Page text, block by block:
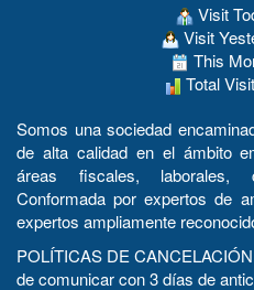
Visit
Visit
This
Total
Somos una sociedad
de alta calidad en el ámbito
áreas fiscales, laborales,
Conformada por expertos de
expertos ampliamente
POLÍTICAS DE
de comunicar con 3 días de